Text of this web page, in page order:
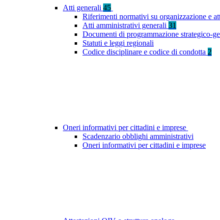
Atti generali 45
Riferimenti normativi su organizzazione e
Atti amministrativi generali 31
Documenti di programmazione strategico-
Statuti e leggi regionali
Codice disciplinare e codice di condotta 2
Oneri informativi per cittadini e imprese
Scadenzario obblighi amministrativi
Oneri informativi per cittadini e imprese